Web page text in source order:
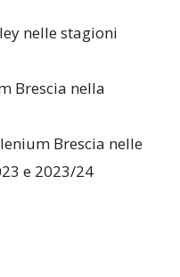
nelle stagioni
nella
Brescia nelle
e 2023/24